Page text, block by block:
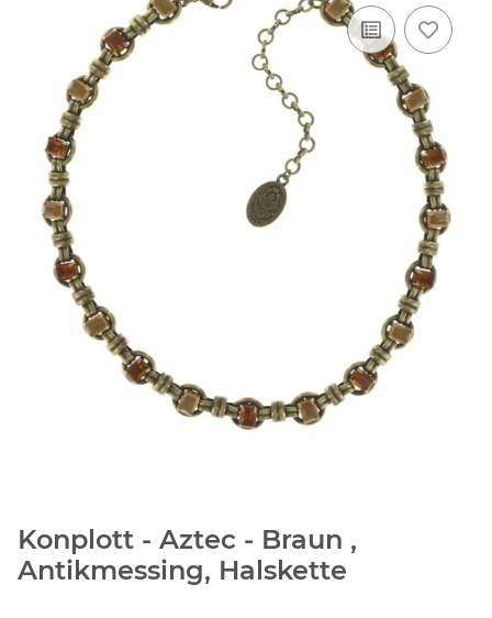
Konplott - Aztec - Braun ,
Antikmessing, Halskette